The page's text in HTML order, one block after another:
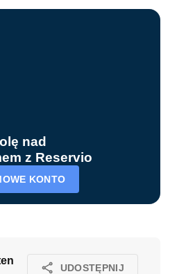
nad
z Reservio
KONTO
UDOSTĘPNIJ